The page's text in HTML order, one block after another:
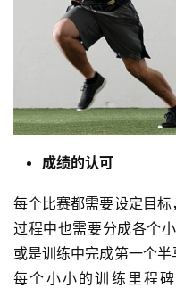
集
成绩的认可
每个比赛都需要设定目
过程中也需要分成各个
或是训练中完成第一个半
每个小小的训练里程